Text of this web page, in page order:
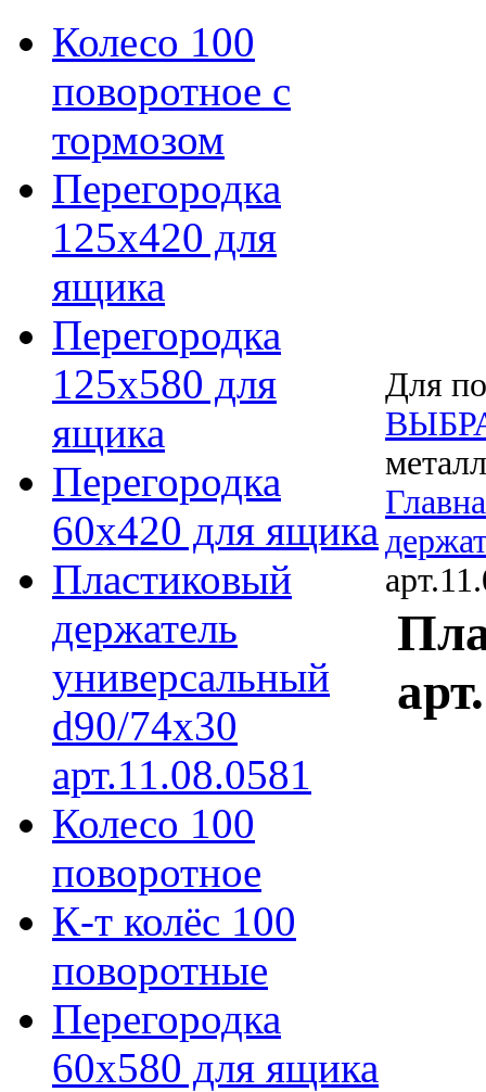
Колесо 100
поворотное с
тормозом
Перегородка
125х420 для
ящика
Перегородка
125х580 для
ящика
Перегородка
60х420 для ящика
Пластиковый
держатель
универсальный
d90/74х30
арт.11.08.0581
Колесо 100
поворотное
К-т колёс 100
поворотные
Перегородка
60х580 для ящика
Для